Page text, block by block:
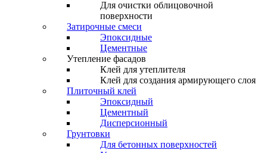
Для очистки облицовочной
поверхности
Затирочные смеси
Эпоксидные
Цементные
Утепление фасадов
Клей для утеплителя
Клей для создания армирующего слоя
Плиточный клей
Эпоксидный
Цементный
Дисперсионный
Грунтовки
Для бетонных поверхностей